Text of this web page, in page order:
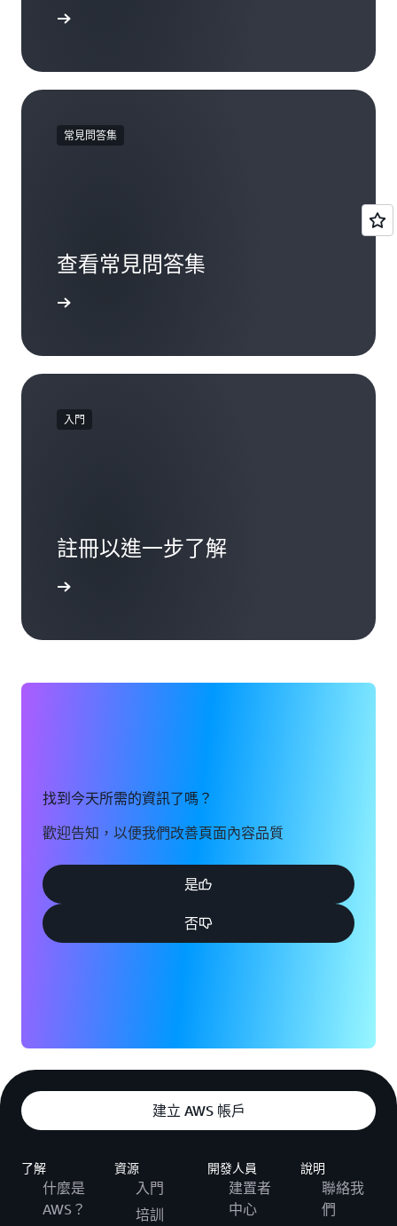
常見問答集
查看常見問答集
入門
註冊以進一步了解
找到今天所需的資訊了嗎？
歡迎告知，以便我們改善頁面內容品質
是
否
建立 AWS 帳戶
了解
什麼是
AWS？
資源
入門
培訓
開發人員
建置者
中心
說明
聯絡我
們